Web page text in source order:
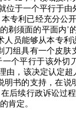
位于一个平行于由
专利已经充分公
剃须面的平面内’
人员能够从本专利
刀组具有一个皮肤
个平行于该外切
由，该决定认定超
明书的支持，在说
后续行政诉讼过
肯定。